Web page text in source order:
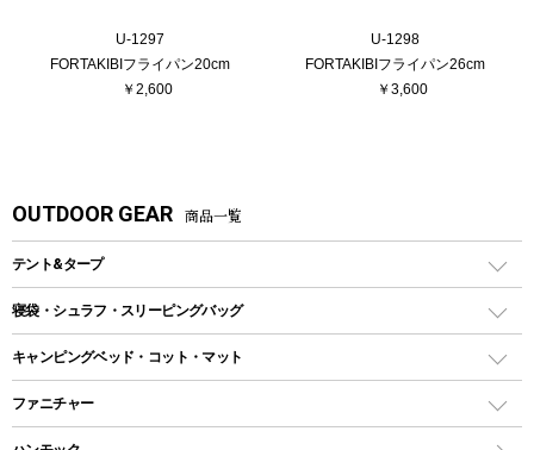
U-1297
FORTAKIBIフライパン20cm
￥2,600
U-1298
FORTAKIBIフライパン26cm
￥3,600
OUTDOOR GEAR 商品一覧
テント&タープ
テント
ツールームテント
ワンポールテント
シェルターテント
寝袋・シュラフ・スリーピングバッグ
レクタングラー型（封筒型）シュラフ
インナーシュラフ
キャンピングベッド・コット・マット
キャンピングベッド・コット
ファニチャー
アウトドアテーブル